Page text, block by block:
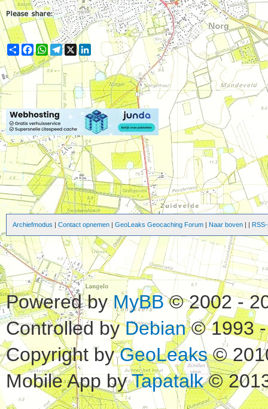
ShareFacebookWhatsApp
Telegram
X LinkedIn
Archiefmodus Contact opnemen GeoLeaks Geocaching Forum Naar boven
Powered byMyBB© 2002 -
Controlled byDebian© 1993
Copyright byGeoLeaks©
Mobile App byTapatalk©